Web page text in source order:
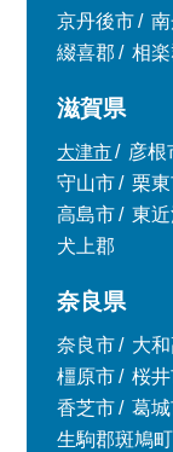
京丹後市
綴喜郡
相
滋賀県
大津市 彦根
守山市
栗
高島市
東
犬上郡
奈良県
奈良市 大
橿原市
桜
香芝市
葛
生駒郡斑鳩町